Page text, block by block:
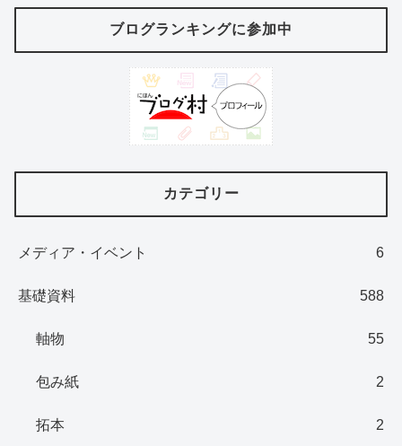
ブログランキングに参加中
カテゴリー
メディア・イベント 6
基礎資料 588
軸物 55
包み紙 2
拓本 2